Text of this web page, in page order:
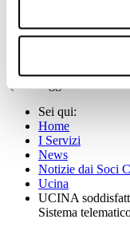
dislocate su tutto il
banca dati centrale - al
iscrizione e
il rilascio dei documenti
(Per maggiori
Sei qui:
Home
I Servizi
News
Notizie dai Soci
Ucina
UCINA
Sistema